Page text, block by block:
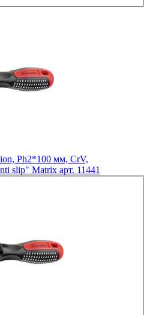
Ph2*100 мм, CrV,
slip" Matrix арт. 11441